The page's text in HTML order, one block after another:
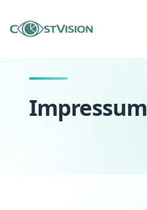
Impressum